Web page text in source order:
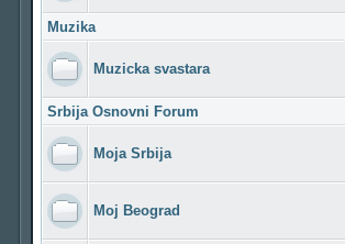
Muzika
Muzicka svastara
Srbija Osnovni Forum
Moja Srbija
Moj Beograd